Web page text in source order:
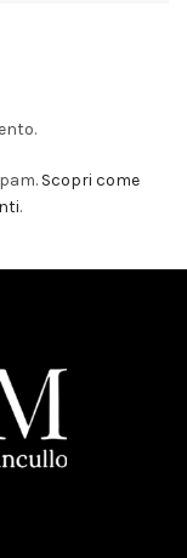
Scopri come
.